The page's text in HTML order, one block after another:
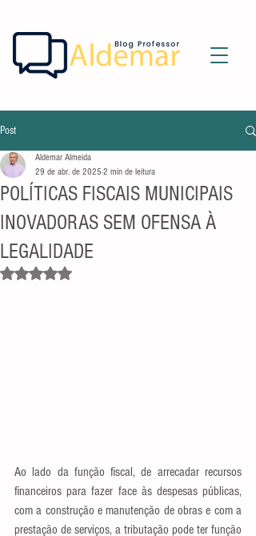
Post
POLÍTICAS FISCAIS MUNICIPAIS
INOVADORAS SEM OFENSA À
LEGALIDADE
Aldemar Almeida
29 de abr. de 2025 2 min de leitura
Avaliado com NaN de 5 estrelas.
Ao lado da função fiscal, de arrecadar recursos
financeiros para fazer face às despesas públicas,
com a construção e manutenção de obras e com a
prestação de serviços, a tributação pode ter função